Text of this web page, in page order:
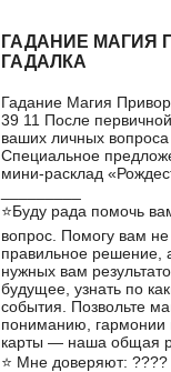
ГАДАНИЕ МАГИЯ
ГАДАЛКА
Гадание Магия
39 11 После
ваших личных вопроса
Специальное
мини‑расклад
⭐Буду рада помочь
вопрос. Помогу вам
правильное решение,
нужных вам
будущее, узнать по
события. Позвольте
пониманию,
карты — наша общая
⭐ Мне доверяют: